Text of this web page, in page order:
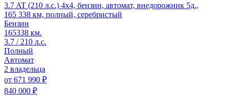
3.7 AT (210 л.с.) 4x4, бензин, автомат, внедорожник 5д.,
165 338 км, полный, серебристый
Бензин
165338 км.
3.7 / 210 л.с.
Полный
Автомат
2 владельца
от 671 990 ₽
840 000 ₽